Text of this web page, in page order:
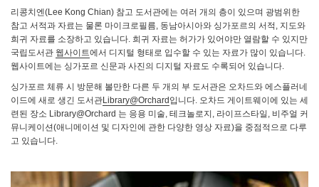
리콩치엔(Lee Kong Chian) 참고 도서관에는 여러 개의 층이 있으며 광범위한
참고 서적과 자료는 물론 마이크로필름, 동남아시아와 싱가포르의 서적, 지도와
희귀 자료를 소장하고 있습니다. 희귀 자료는 허가가 있어야만 열람할 수 있지만
국립도서관 웹사이트에서 디지털 형태로 입수할 수 있는 자료가 많이 있습니다.
웹사이트에는 싱가포르 신문과 사진의 디지털 자료도 수록되어 있습니다.
싱가포르 체류 시 방문해 볼만한 다른 두 개의 부 도서관은 오차드와 에스플러네
이드에 새로 생긴 도서관Library@Orchard 입니다. 오차드 게이트웨이에 있는 세
련된 장소 Library@Orchard 는 응용 미술, 테크놀로지, 라이프스타일, 비주얼 커
뮤니케이션(애니메이션 및 디자인에 관한 다양한 영상 자료)을 중점적으로 다루
고 있습니다.